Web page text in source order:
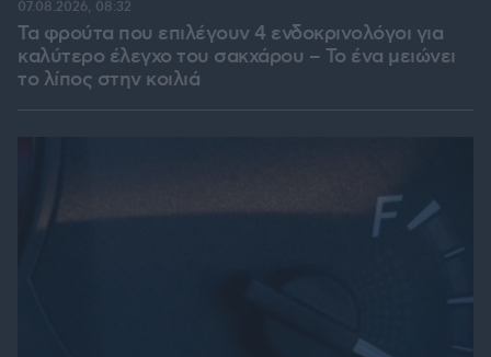
Τα φρούτα που επιλέγουν 4 ενδοκρινολόγοι για
καλύτερο έλεγχο του σακχάρου – Το ένα μειώνει
το λίπος στην κοιλιά
07.08.2026, 08:32